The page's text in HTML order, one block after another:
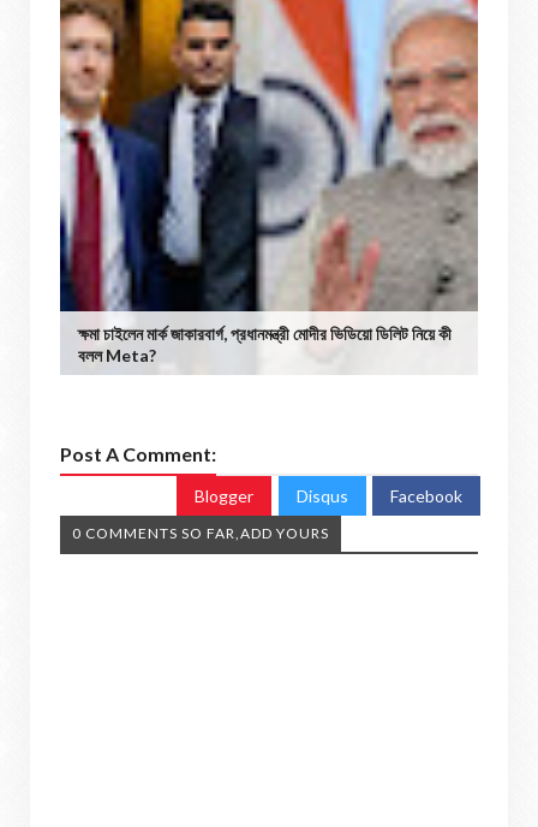
ক্ষমা চাইলেন মার্ক জাকারবার্গ, প্রধানমন্ত্রী মোদীর ভিডিয়ো ডিলিট নিয়ে কী
বলল Meta?
Post A Comment:
Blogger Disqus Facebook
0 COMMENTS SO FAR,ADD YOURS